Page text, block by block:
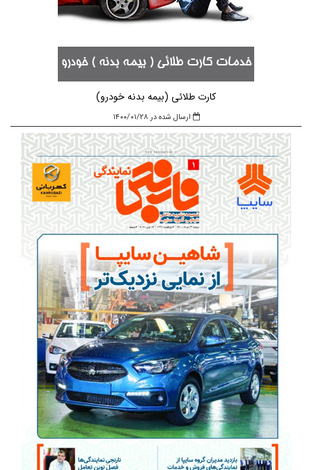
کارت طلائی (بیمه بدنه خودرو)
ارسال شده در ۱۴۰۰/۰۱/۲۸